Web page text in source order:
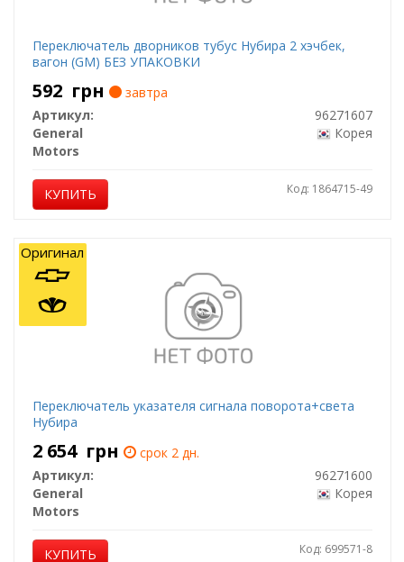
Переключатель дворников тубус Нубира 2 хэчбек,
вагон (GM) БЕЗ УПАКОВКИ
592 грн
завтра
Артикул:
96271607
General
Motors
Корея
КУПИТЬ Код: 1864715-49
Переключатель указателя сигнала поворота+света
Нубира
2 654 грн
срок 2 дн.
Артикул:
96271600
General
Motors
Корея
КУПИТЬ Код: 699571-8
Оригинал